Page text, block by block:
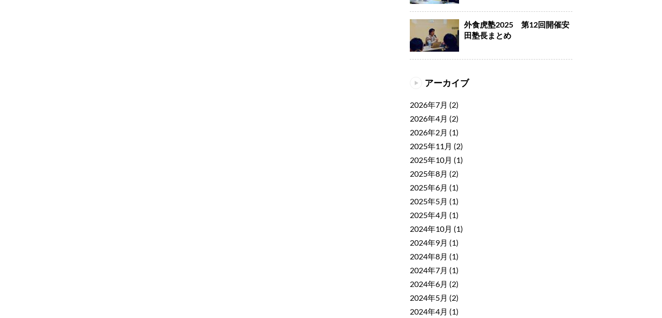
外食虎塾2025 第12回開催安
田塾長まとめ
アーカイブ
2026年7月 (2)
2026年4月 (2)
2026年2月 (1)
2025年11月 (2)
2025年10月 (1)
2025年8月 (2)
2025年6月 (1)
2025年5月 (1)
2025年4月 (1)
2024年10月 (1)
2024年9月 (1)
2024年8月 (1)
2024年7月 (1)
2024年6月 (2)
2024年5月 (2)
2024年4月 (1)